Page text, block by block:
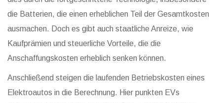
die Batterien, die einen erheblichen Teil der Gesamtkosten
ausmachen. Doch es gibt auch staatliche Anreize, wie
Kaufprämien und steuerliche Vorteile, die die
Anschaffungskosten erheblich senken können.
Anschließend steigen die laufenden Betriebskosten eines
Elektroautos in die Berechnung. Hier punkten EVs